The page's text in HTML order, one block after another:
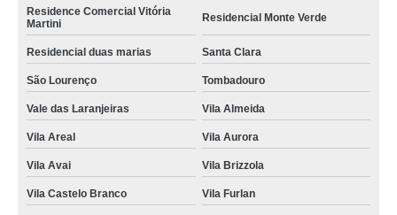
Residence Comercial Vitória
Martini
Residencial Monte Verde
Residencial duas marias Santa Clara
São Lourenço Tombadouro
Vale das Laranjeiras Vila Almeida
Vila Areal Vila Aurora
Vila Avai Vila Brizzola
Vila Castelo Branco Vila Furlan